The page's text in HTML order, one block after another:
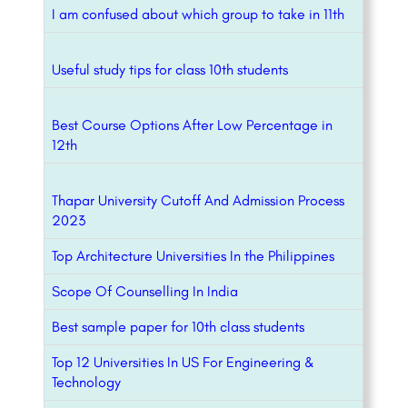
I am confused about which group to take in 11th
Useful study tips for class 10th students
Best Course Options After Low Percentage in
12th
Thapar University Cutoff And Admission Process
2023
Top Architecture Universities In the Philippines
Scope Of Counselling In India
Best sample paper for 10th class students
Top 12 Universities In US For Engineering &
Technology